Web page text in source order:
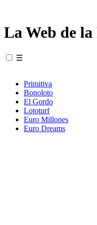
La Web de
☰
Primitiva
Bonoloto
El Gordo
Lototurf
Euro Millones
Euro Dreams